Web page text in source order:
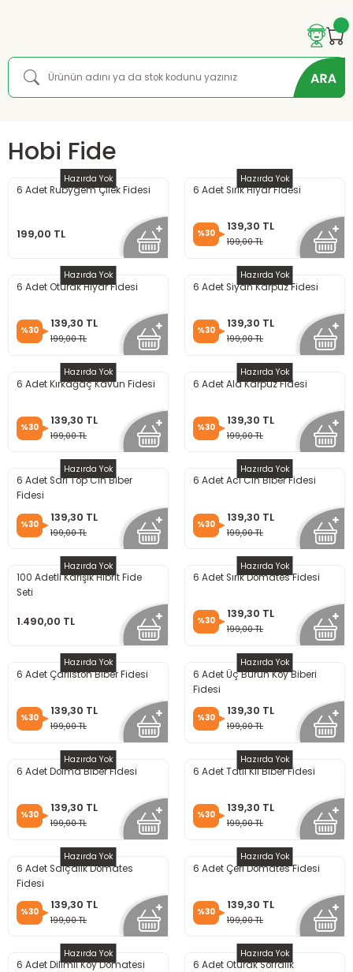
Hobi Fide
Hazırda Yok
6 Adet Rubygem Çilek Fidesi
199,00 TL
Hazırda Yok
6 Adet Sırık Hıyar Fidesi
%30
139,30 TL
199,00 TL
Hazırda Yok
6 Adet Oturak Hıyar Fidesi
%30
139,30 TL
199,00 TL
Hazırda Yok
6 Adet Siyah Karpuz Fidesi
%30
139,30 TL
199,00 TL
Hazırda Yok
6 Adet Kırkağaç Kavun Fidesi
%30
139,30 TL
199,00 TL
Hazırda Yok
6 Adet Ala Karpuz Fidesi
%30
139,30 TL
199,00 TL
Hazırda Yok
6 Adet Sarı Top Cin Biber
Fidesi
%30
139,30 TL
199,00 TL
Hazırda Yok
6 Adet Acı Cin Biber Fidesi
%30
139,30 TL
199,00 TL
Hazırda Yok
100 Adetli Karışık Hibrit Fide
Seti
1.490,00 TL
Hazırda Yok
6 Adet Sırık Domates Fidesi
%30
139,30 TL
199,00 TL
Hazırda Yok
6 Adet Çarliston Biber Fidesi
%30
139,30 TL
199,00 TL
Hazırda Yok
6 Adet Üç Burun Köy Biberi
Fidesi
%30
139,30 TL
199,00 TL
Hazırda Yok
6 Adet Dolma Biber Fidesi
%30
139,30 TL
199,00 TL
Hazırda Yok
6 Adet Tatlı Kıl Biber Fidesi
%30
139,30 TL
199,00 TL
Hazırda Yok
6 Adet Salçalık Domates
Fidesi
%30
139,30 TL
199,00 TL
Hazırda Yok
6 Adet Çeri Domates Fidesi
%30
139,30 TL
199,00 TL
Hazırda Yok
6 Adet Dilimli Köy Domatesi
Hazırda Yok
6 Adet Oturak Sofralık